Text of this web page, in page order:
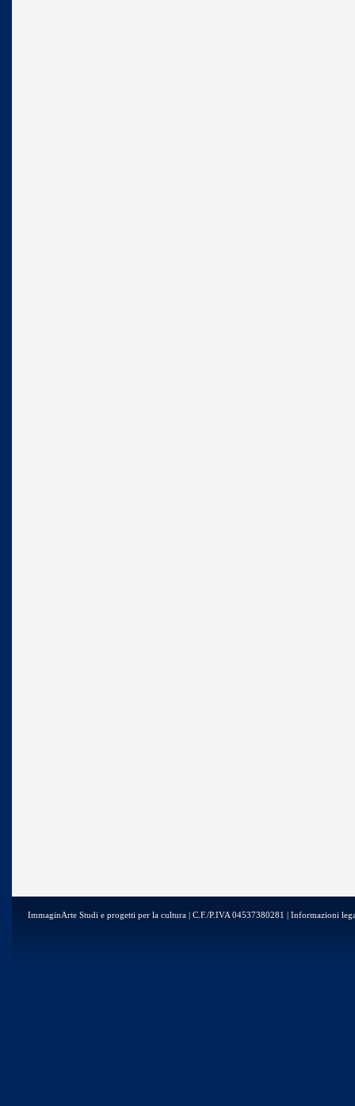
ImmaginArte Studi e progetti per la cultura | C.F./P.IVA 04537380281 | Informazioni